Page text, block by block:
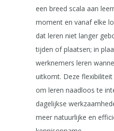
een breed scala aan
moment en vanaf elke
dat leren niet langer
tijden of plaatsen; in
werknemers leren
uitkomt. Deze
om leren naadloos te
dagelijkse
meer natuurlijke en